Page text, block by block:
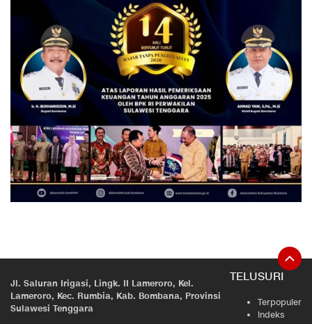
Jl. Saluran Irigasi, Lingk. II Lameroro, Kel.
Lameroro, Kec. Rumbia, Kab. Bombana, Provinsi
Sulawesi Tenggara
TELUSURI
Terpopuler
Indeks